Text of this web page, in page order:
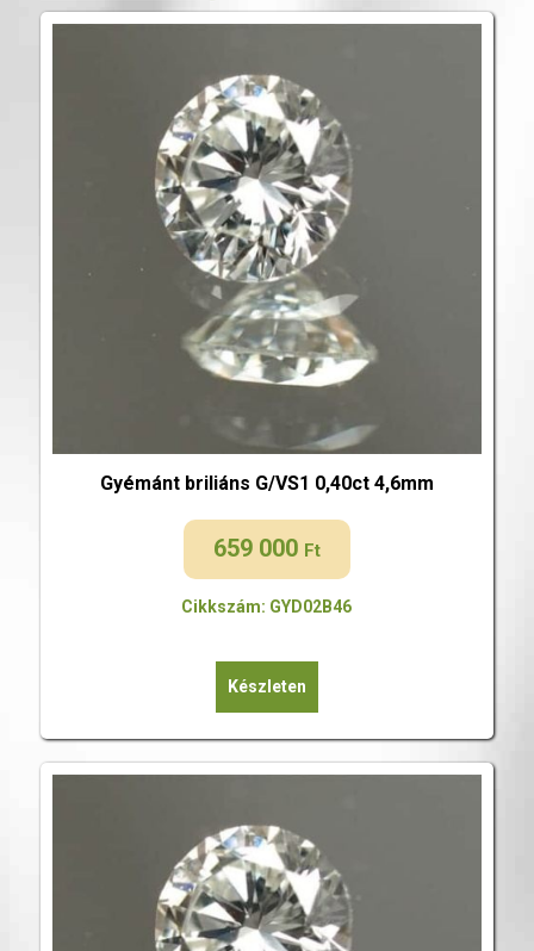
Gyémánt briliáns G/VS1 0,40ct 4,6mm
659 000 Ft
Cikkszám: GYD02B46
Készleten